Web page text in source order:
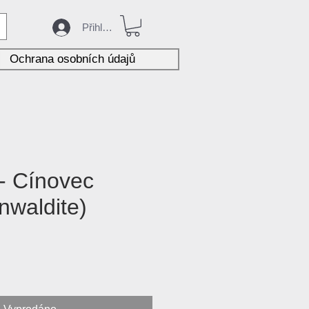
Přihlásit
Ochrana osobních údajů
Cínovec